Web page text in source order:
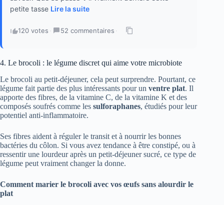
petite tasse Lire la suite
120 votes · 52 commentaires ·
4. Le brocoli : le légume discret qui aime votre microbiote
Le brocoli au petit-déjeuner, cela peut surprendre. Pourtant, ce
légume fait partie des plus intéressants pour un ventre plat. Il
apporte des fibres, de la vitamine C, de la vitamine K et des
composés soufrés comme les sulforaphanes, étudiés pour leur
potentiel anti-inflammatoire.
Ses fibres aident à réguler le transit et à nourrir les bonnes
bactéries du côlon. Si vous avez tendance à être constipé, ou à
ressentir une lourdeur après un petit-déjeuner sucré, ce type de
légume peut vraiment changer la donne.
Comment marier le brocoli avec vos œufs sans alourdir le
plat